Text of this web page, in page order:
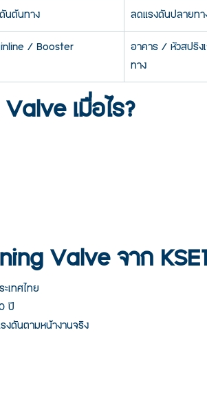
นต้นทาง ลดแรงดันปลายทา
/ Booster
อาคาร / หัวสปริง
ทาง
เมื่อไร?
Valve จาก
เทศไทย
ปี
งดันตามหน้างานจริง